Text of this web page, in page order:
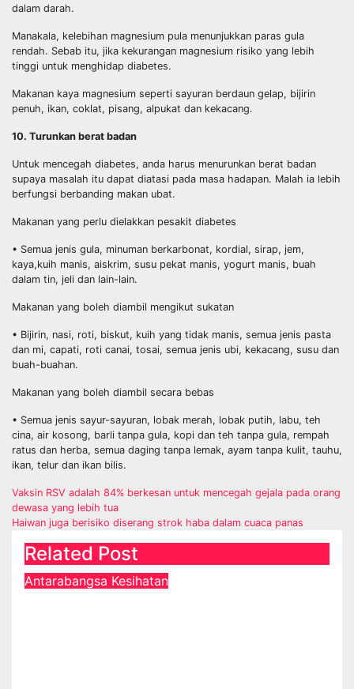
dalam darah.
Manakala, kelebihan magnesium pula menunjukkan paras gula
rendah. Sebab itu, jika kekurangan magnesium risiko yang lebih
tinggi untuk menghidap diabetes.
Makanan kaya magnesium seperti sayuran berdaun gelap, bijirin
penuh, ikan, coklat, pisang, alpukat dan kekacang.
10. Turunkan berat badan
Untuk mencegah diabetes, anda harus menurunkan berat badan
supaya masalah itu dapat diatasi pada masa hadapan. Malah ia lebih
berfungsi berbanding makan ubat.
Makanan yang perlu dielakkan pesakit diabetes
• Semua jenis gula, minuman berkarbonat, kordial, sirap, jem,
kaya,kuih manis, aiskrim, susu pekat manis, yogurt manis, buah
dalam tin, jeli dan lain-lain.
Makanan yang boleh diambil mengikut sukatan
• Bijirin, nasi, roti, biskut, kuih yang tidak manis, semua jenis pasta
dan mi, capati, roti canai, tosai, semua jenis ubi, kekacang, susu dan
buah-buahan.
Makanan yang boleh diambil secara bebas
• Semua jenis sayur-sayuran, lobak merah, lobak putih, labu, teh
cina, air kosong, barli tanpa gula, kopi dan teh tanpa gula, rempah
ratus dan herba, semua daging tanpa lemak, ayam tanpa kulit, tauhu,
ikan, telur dan ikan bilis.
Post
navigation
Vaksin RSV adalah 84% berkesan untuk mencegah gejala pada orang
dewasa yang lebih tua
Haiwan juga berisiko diserang strok haba dalam cuaca panas
Related Post
Antarabangsa Kesihatan